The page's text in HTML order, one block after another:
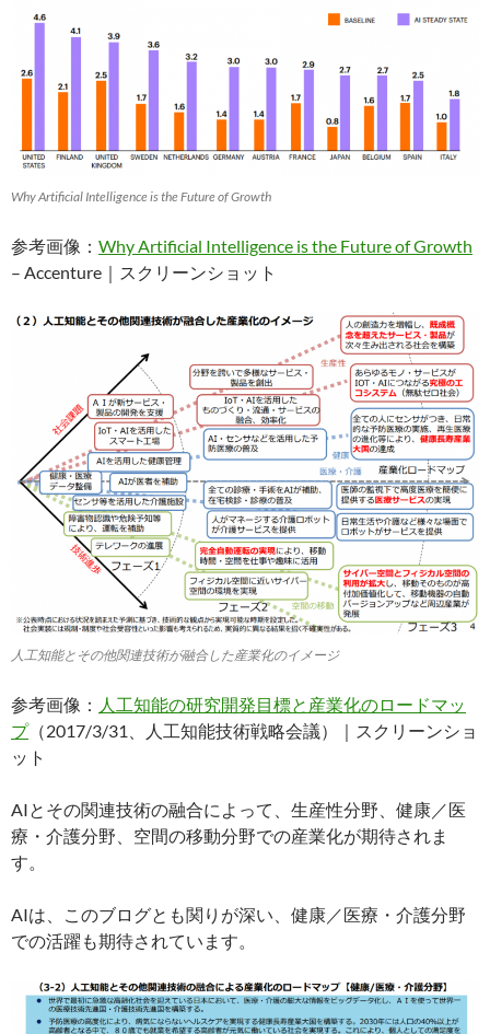
Why Artificial Intelligence is the Future of Growth
参考画像： Why Artificial Intelligence is the Future of Growth
– Accenture｜スクリーンショット
人工知能とその他関連技術が融合した産業化のイメージ
参考画像： 人工知能の研究開発目標と産業化のロードマッ
プ（2017/3/31、人工知能技術戦略会議）｜スクリーンショ
ット
AIとその関連技術の融合によって、生産性分野、健康／医
療・介護分野、空間の移動分野での産業化が期待されま
す。
AIは、このブログとも関りが深い、健康／医療・介護分野
での活躍も期待されています。